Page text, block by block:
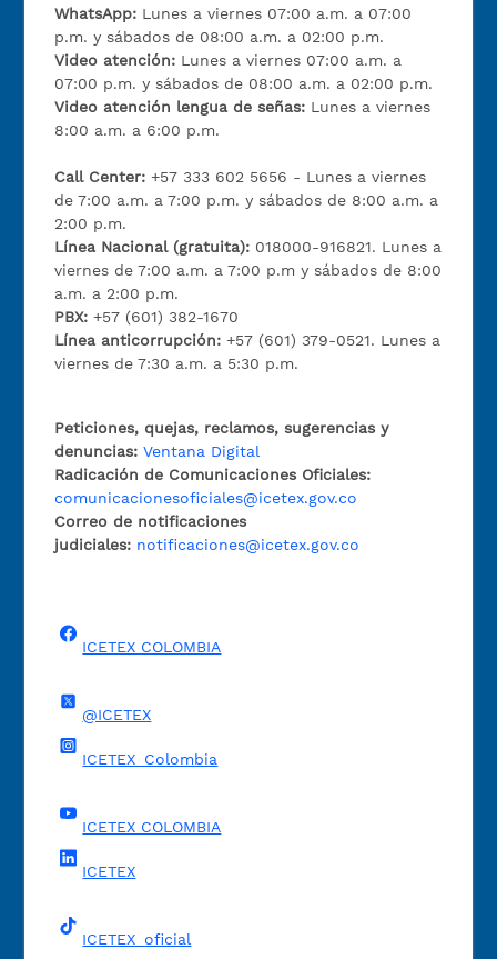
WhatsApp: Lunes a viernes 07:00 a.m. a 07:00
p.m. y sábados de 08:00 a.m. a 02:00 p.m.
Video atención: Lunes a viernes 07:00 a.m. a
07:00 p.m. y sábados de 08:00 a.m. a 02:00 p.m.
Video atención lengua de señas: Lunes a viernes
8:00 a.m. a 6:00 p.m.
Call Center:+57 333 602 5656 - Lunes a viernes
de 7:00 a.m. a 7:00 p.m. y sábados de 8:00 a.m. a
2:00 p.m.
Línea Nacional (gratuita): 018000-916821. Lunes a
viernes de 7:00 a.m. a 7:00 p.m y sábados de 8:00
a.m. a 2:00 p.m.
PBX:+57 (601) 382-1670
Línea anticorrupción:+57 (601) 379-0521. Lunes a
viernes de 7:30 a.m. a 5:30 p.m.
Peticiones, quejas, reclamos, sugerencias y
denuncias: Ventana Digital
Radicación de Comunicaciones Oficiales:
comunicacionesoficiales@icetex.gov.co
Correo de notificaciones
judiciales: notificaciones@icetex.gov.co
ICETEX COLOMBIA
@ICETEX
ICETEX_Colombia
ICETEX COLOMBIA
ICETEX
ICETEX_oficial